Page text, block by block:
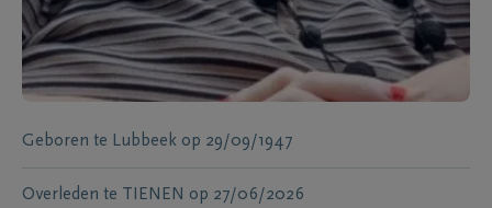
Geboren te Lubbeek op 29/09/1947
Overleden te TIENEN op 27/06/2026